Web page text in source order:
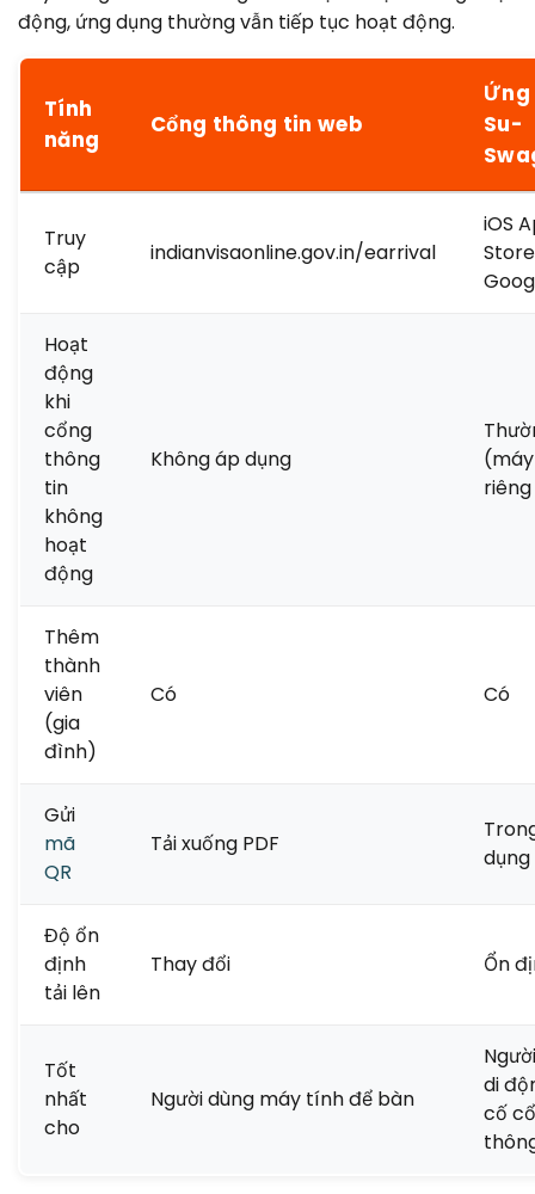
động, ứng dụng thường vẫn tiếp tục hoạt động.
Tính
năng
Cổng thông tin web
Su-
Truy
cập
indianvisaonline.gov.in/earrival
iOS
Hoạt
động
khi
cổng
thông
tin
không
hoạt
động
Không áp dụng
Thêm
thành
viên
(gia
đình)
Có Có
Gửi
mã
QR
Tải xuống PDF
Độ ổn
định
tải lên
Thay đổi Ổn
Tốt
nhất
cho
Người dùng máy tính để bàn
di
cố